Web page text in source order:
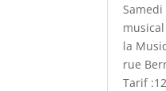
la
rue
Tarif